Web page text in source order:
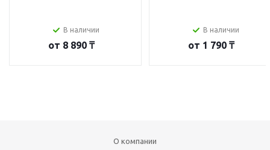
В наличии
от 8 890 ₸
В наличии
от 1 790 ₸
О компании